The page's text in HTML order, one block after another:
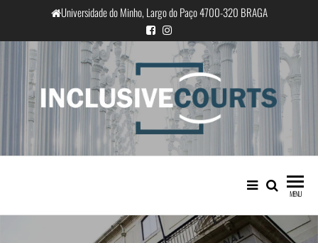
o
conteúdo
Universidade do Minho, Largo do Paço 4700-320 BRAGA
InclusiveCourts
Igualdade e diferença cultural na
prática judicial portuguesa
MENU